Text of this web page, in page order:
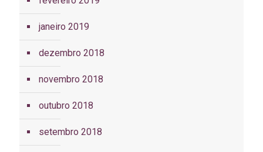
janeiro 2019
dezembro 2018
novembro 2018
outubro 2018
setembro 2018